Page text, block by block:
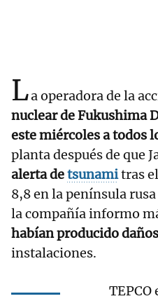
La operadora de la
nuclear de Fukushima
este miércoles a todos
planta después de que
alerta detsunamitras
8,8 en la península
la compañía informo
habían producido
instalaciones.
TEPCO